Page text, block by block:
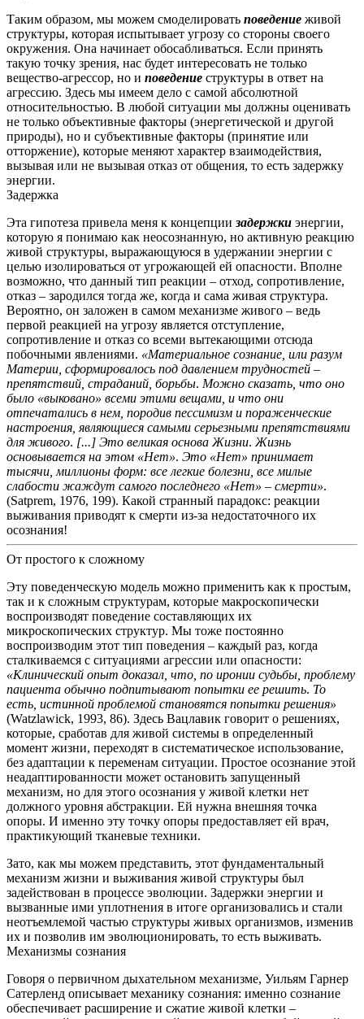
Таким образом, мы можем смоделировать поведение живой
структуры, которая испытывает угрозу со стороны своего
окружения. Она начинает обосабливаться. Если принять
такую точку зрения, нас будет интересовать не только
вещество-агрессор, но и поведение структуры в ответ на
агрессию. Здесь мы имеем дело с самой абсолютной
относительностью. В любой ситуации мы должны оценивать
не только объективные факторы (энергетической и другой
природы), но и субъективные факторы (принятие или
отторжение), которые меняют характер взаимодействия,
вызывая или не вызывая отказ от общения, то есть задержку
энергии.
Задержка
Эта гипотеза привела меня к концепции задержки энергии,
которую я понимаю как неосознанную, но активную реакцию
живой структуры, выражающуюся в удержании энергии с
целью изолироваться от угрожающей ей опасности. Вполне
возможно, что данный тип реакции – отход, сопротивление,
отказ – зародился тогда же, когда и сама живая структура.
Вероятно, он заложен в самом механизме живого – ведь
первой реакцией на угрозу является отступление,
сопротивление и отказ со всеми вытекающими отсюда
побочными явлениями. «Материальное сознание, или разум
Материи, сформировалось под давлением трудностей –
препятствий, страданий, борьбы. Можно сказать, что оно
было «выковано» всеми этими вещами, и что они
отпечатались в нем, породив пессимизм и пораженческие
настроения, являющиеся самыми серьезными препятствиями
для живого. [...] Это великая основа Жизни. Жизнь
основывается на этом «Нет». Это «Нет» принимает
тысячи, миллионы форм: все легкие болезни, все милые
слабости жаждут самого последнего «Нет» – смерти».
(Satprem, 1976, 199). Какой странный парадокс: реакции
выживания приводят к смерти из-за недостаточного их
осознания!
От простого к сложному
Эту поведенческую модель можно применить как к простым,
так и к сложным структурам, которые макроскопически
воспроизводят поведение составляющих их
микроскопических структур. Мы тоже постоянно
воспроизводим этот тип поведения – каждый раз, когда
сталкиваемся с ситуациями агрессии или опасности:
«Клинический опыт доказал, что, по иронии судьбы, проблему
пациента обычно подпитывают попытки ее решить. То
есть, истинной проблемой становятся попытки решения»
(Watzlawick, 1993, 86). Здесь Вацлавик говорит о решениях,
которые, сработав для живой системы в определенный
момент жизни, переходят в систематическое использование,
без адаптации к переменам ситуации. Простое осознание этой
неадаптированности может остановить запущенный
механизм, но для этого осознания у живой клетки нет
должного уровня абстракции. Ей нужна внешняя точка
опоры. И именно эту точку опоры предоставляет ей врач,
практикующий тканевые техники.
Зато, как мы можем представить, этот фундаментальный
механизм жизни и выживания живой структуры был
задействован в процессе эволюции. Задержки энергии и
вызванные ими уплотнения в итоге организовались и стали
неотъемлемой частью структуры живых организмов, изменив
их и позволив им эволюционировать, то есть выживать.
Механизмы сознания
Говоря о первичном дыхательном механизме, Уильям Гарнер
Сатерленд описывает механику сознания: именно сознание
обеспечивает расширение и сжатие живой клетки –